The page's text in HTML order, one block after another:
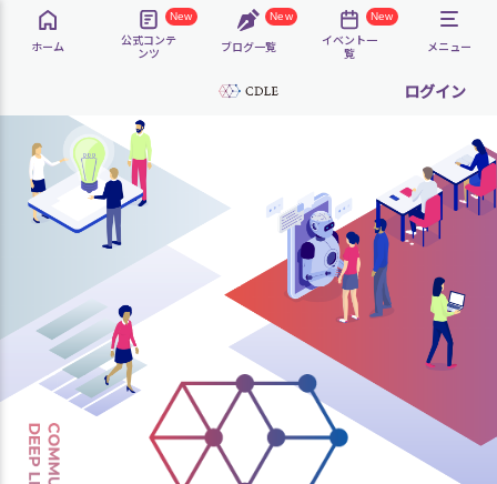
ホーム
New
公式コンテ
ンツ
New
ブログ一覧
New
イベント一
覧
メニュー
ログイン